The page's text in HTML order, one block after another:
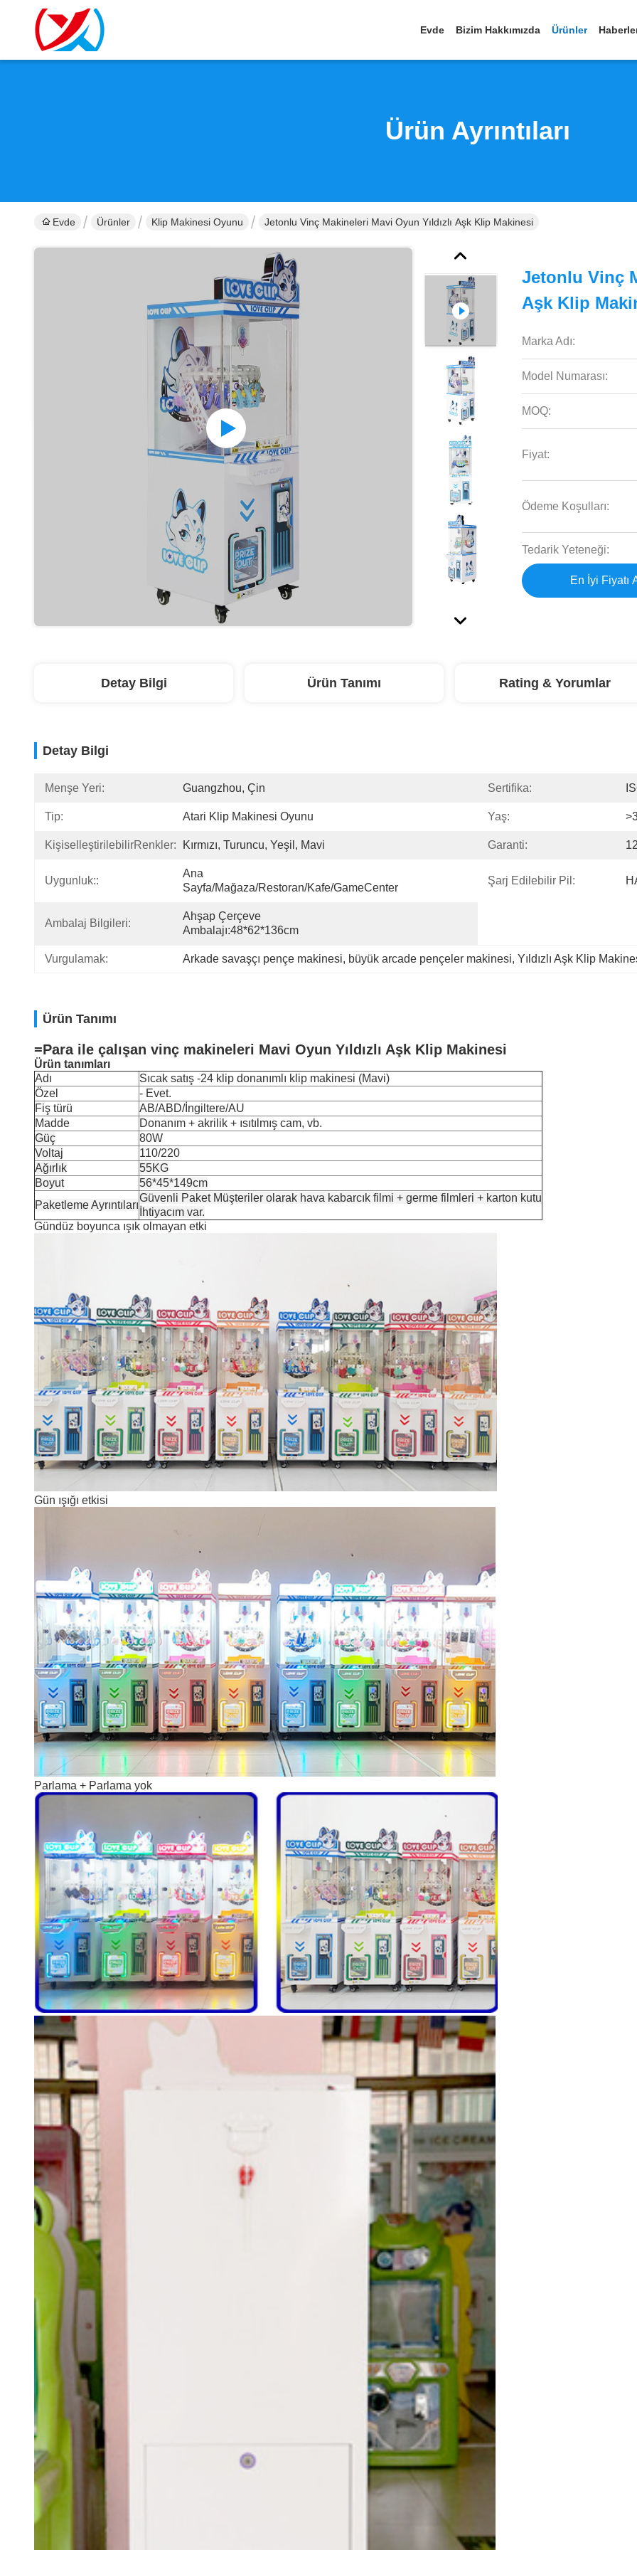
Evde Bizim Hakkımızda Ürünler
Ürün Ayrıntıları
Evde Ürünler Klip Makinesi Oyunu Jetonlu Vinç Makineleri Mavi Oyun Yıldızlı Aşk Klip Makinesi
Jetonlu Vinç
Aşk Klip
Marka Adı:
Model Numarası:
MOQ:
Fiyat:
Ödeme Koşulları:
Tedarik Yeteneği:
En İyi Fiyatı
Detay Bilgi Ürün Tanımı Rating & Yorumlar
Detay Bilgi
Menşe Yeri: Guangzhou, Çin Sertifika:
Tip: Atari Klip Makinesi Oyunu Yaş:
KişiselleştirilebilirRenkler: Kırmızı, Turuncu, Yeşil, Mavi Garanti:
Uygunluk::
Ana
Sayfa/Mağaza/Restoran/Kafe/GameCenter
Şarj Edilebilir Pil:
Ambalaj Bilgileri:
Ahşap Çerçeve
Ambalajı:48*62*136cm
Vurgulamak: Arkade savaşçı pençe makinesi, büyük arcade pençeler makinesi, Yıldızlı Aşk Klip
Ürün Tanımı
=Para ile çalışan vinç makineleri Mavi Oyun Yıldızlı Aşk Klip Makinesi
Ürün tanımları
Adı
Sıcak satış -24 klip donanımlı klip makinesi (Mavi)
Özel
- Evet.
Fiş türü
AB/ABD/İngiltere/AU
Madde
Donanım + akrilik + ısıtılmış cam, vb.
Güç
80W
Voltaj
110/220
Ağırlık
55KG
Boyut
56*45*149cm
Paketleme Ayrıntıları
Güvenli Paket Müşteriler olarak hava kabarcık filmi + germe filmleri + karton kutu
İhtiyacım var.
Gündüz boyunca ışık olmayan etki
Gün ışığı etkisi
Parlama + Parlama yok